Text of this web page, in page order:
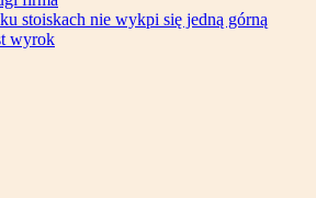
stoiskach nie wykpi się jedną górną
wyrok